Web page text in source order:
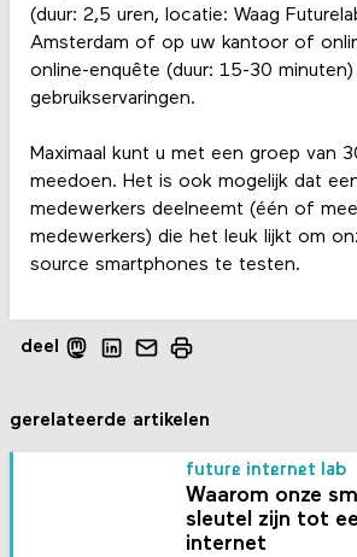
(duur: 2,5 uren, locatie: Waag
Amsterdam of op uw kantoor of
online-enquête (duur: 15-30
gebruikservaringen.
Maximaal kunt u met een groep van
meedoen. Het is ook mogelijk dat
medewerkers deelneemt (één of
medewerkers) die het leuk lijkt om
source smartphones te testen.
deel
gerelateerde artikelen
future internet lab
Waarom onze
sleutel zijn tot
internet